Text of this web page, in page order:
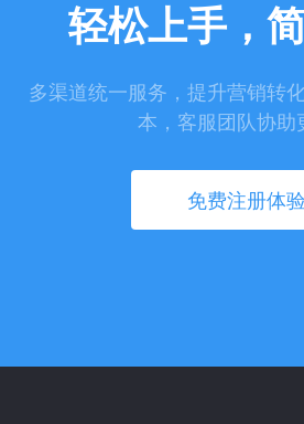
轻松上手，
多渠道统一服务，提升营销转
本，客服团队协助
免费注册体验